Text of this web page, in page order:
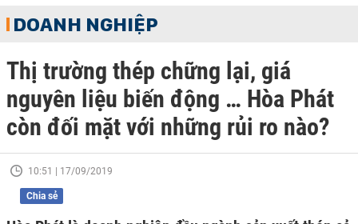
DOANH NGHIỆP
Thị trường thép chững lại, giá
nguyên liệu biến động … Hòa Phát
còn đối mặt với những rủi ro nào?
10:51 | 17/09/2019
Chia sẻ